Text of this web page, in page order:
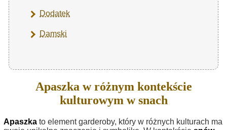
Dodatek
Damski
Apaszka w różnym kontekście
kulturowym w snach
Apaszka to element garderoby, który w różnych kulturach ma